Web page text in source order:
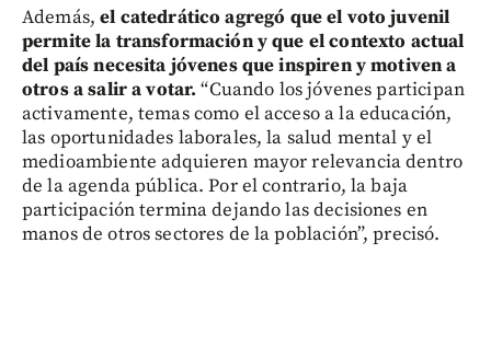
Además,el catedrático agregó que el voto juvenil
permite la transformación y que el contexto actual
del país necesita jóvenes que inspiren y motiven a
otros a salir a votar.“Cuando los jóvenes participan
activamente, temas como el acceso a la educación,
las oportunidades laborales, la salud mental y el
medioambiente adquieren mayor relevancia dentro
de la agenda pública. Por el contrario, la baja
participación termina dejando las decisiones en
manos de otros sectores de la población”, precisó.